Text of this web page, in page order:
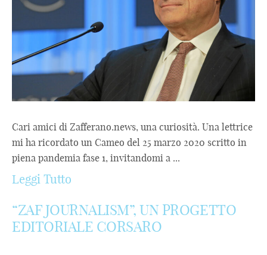
Cari amici di Zafferano.news, una curiosità. Una lettrice
mi ha ricordato un Cameo del 25 marzo 2020 scritto in
piena pandemia fase 1, invitandomi a ...
Leggi Tutto
“ZAF JOURNALISM”, UN PROGETTO
EDITORIALE CORSARO